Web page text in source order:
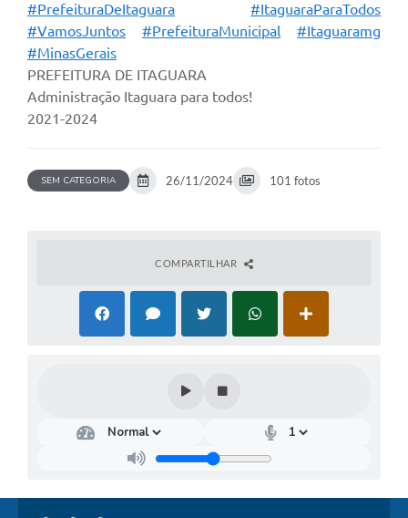
#PrefeituraDeItaguara
#ItaguaraParaTodos
#VamosJuntos
#PrefeituraMunicipal
#Itaguaramg
#MinasGerais
PREFEITURA DE ITAGUARA
Administração Itaguara para todos!
2021-2024
SEM CATEGORIA 26/11/2024 101 fotos
COMPARTILHAR